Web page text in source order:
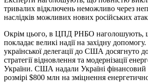
тривалих відключень неможливо через
наслідків можливих нових російських
Окрім цього, в ЦПД РНБО наголошують,
покладає великі надії на західну
української делегації до США досягнуто
стратегії відновлення та модернізації
України. США надали Україні фінансовий
розмірі $800 млн на зміцнення